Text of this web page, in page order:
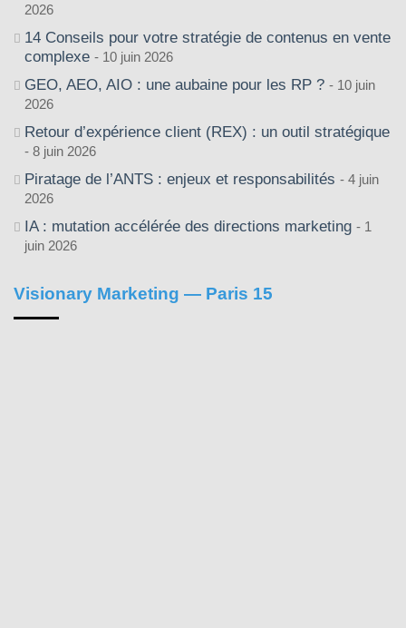
2026
14 Conseils pour votre stratégie de contenus en vente
complexe
10 juin 2026
GEO, AEO, AIO : une aubaine pour les RP ?
10 juin
2026
Retour d’expérience client (REX) : un outil stratégique
8 juin 2026
Piratage de l’ANTS : enjeux et responsabilités
4 juin
2026
IA : mutation accélérée des directions marketing
1
juin 2026
Visionary Marketing — Paris 15